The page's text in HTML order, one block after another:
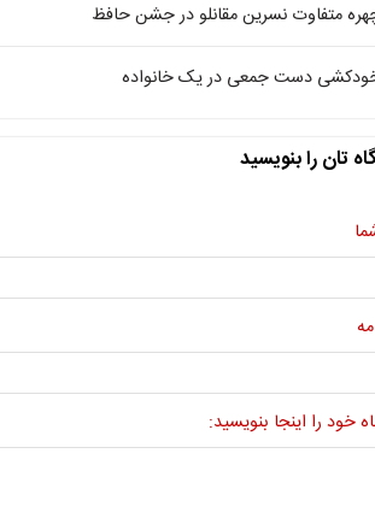
متفاوت نسرین مقانلو در جشن حافظ
دست جمعی در یک خانواده
تان را بنویسید
خود را اینجا بنویسید: